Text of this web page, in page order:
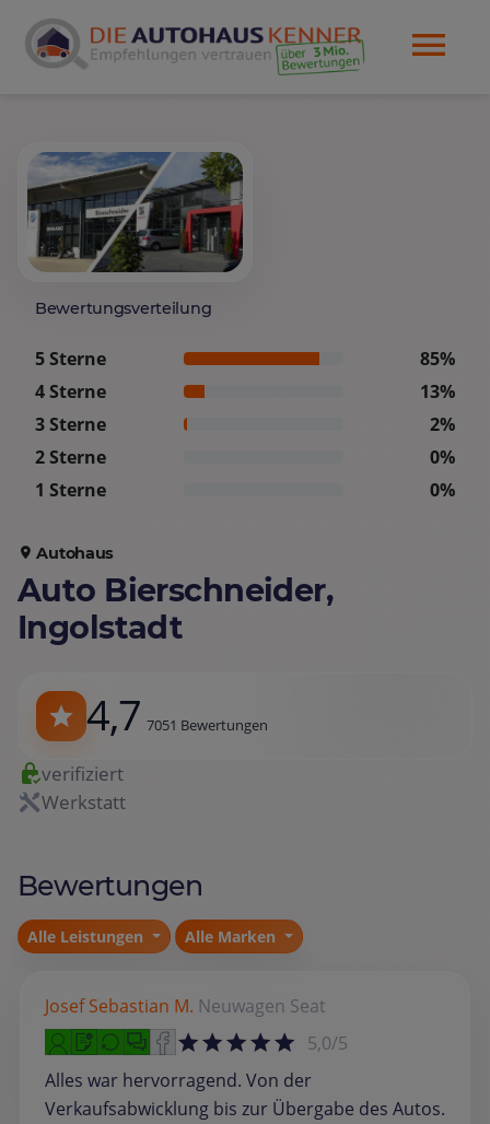
Bewertungsverteilung
5 Sterne
85%
4 Sterne
13%
3 Sterne
2%
2 Sterne
0%
1 Sterne
0%
Autohaus
Auto Bierschneider,
Ingolstadt
4,7 7051 Bewertungen
verifiziert
Werkstatt
Bewertungen
Alle Leistungen Alle Marken
Josef Sebastian M. Neuwagen Seat
5,0/5
Alles war hervorragend. Von der
Verkaufsabwicklung bis zur Übergabe des Autos.